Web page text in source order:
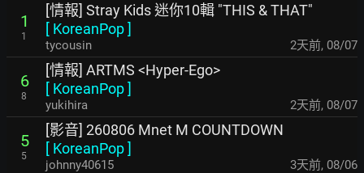
1
1
[情報] Stray Kids 迷你10輯 "THIS & THAT"
[ KoreanPop]
tycousin 2天前, 08/07
6
8
[情報] ARTMS <Hyper-Ego>
[ KoreanPop]
yukihira 2天前, 08/07
5
5
[影音] 260806 Mnet M COUNTDOWN
[ KoreanPop]
johnny40615 3天前, 08/06